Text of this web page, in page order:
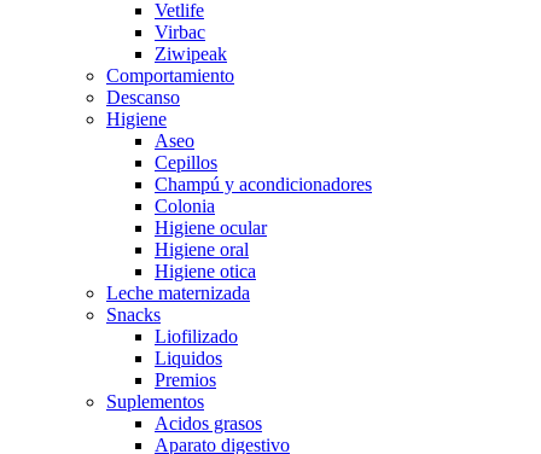
Vetlife
Virbac
Ziwipeak
Comportamiento
Descanso
Higiene
Aseo
Cepillos
Champú y acondicionadores
Colonia
Higiene ocular
Higiene oral
Higiene otica
Leche maternizada
Snacks
Liofilizado
Liquidos
Premios
Suplementos
Acidos grasos
Aparato digestivo